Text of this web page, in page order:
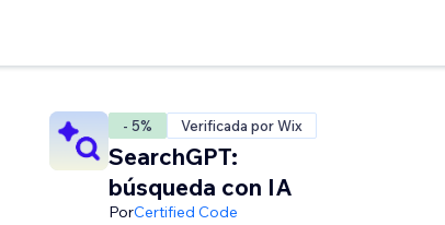
- 5% Verificada por Wix
SearchGPT:
búsqueda con IA
PorCertified Code